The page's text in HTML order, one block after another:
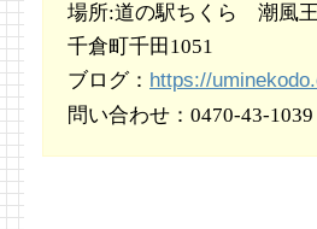
場所:道の駅ちくら 潮
千倉町千田1051
ブログ： https://
問い合わせ：0470-43-1039